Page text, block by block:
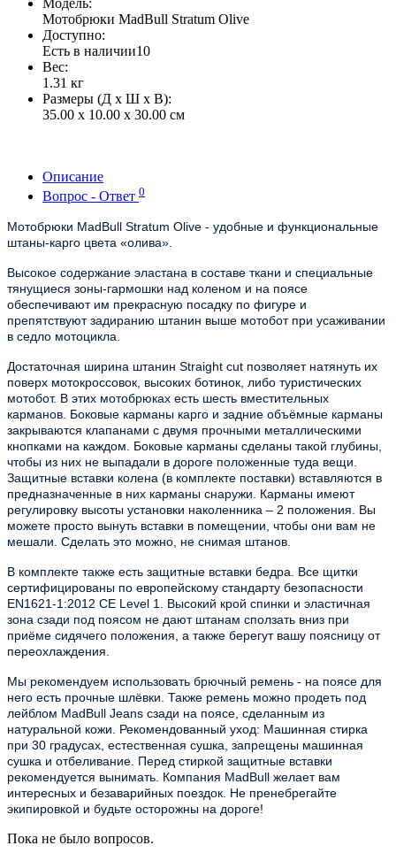
Мотобрюки MadBull Stratum Olive
Доступно:
Есть в наличии10
Вес:
1.31 кг
Размеры (Д x Ш x В):
35.00 x 10.00 x 30.00 см
Описание
Вопрос - Ответ 0
Мотобрюки MadBull Stratum Olive - удобные и функциональные
штаны-карго цвета «олива».
Высокое содержание эластана в составе ткани и специальные
тянущиеся зоны-гармошки над коленом и на поясе
обеспечивают им прекрасную посадку по фигуре и
препятствуют задиранию штанин выше мотобот при усаживании
в седло мотоцикла.
Достаточная ширина штанин Straight cut позволяет натянуть их
поверх мотокроссовок, высоких ботинок, либо туристических
мотобот. В этих мотобрюках есть шесть вместительных
карманов. Боковые карманы карго и задние объёмные карманы
закрываются клапанами с двумя прочными металлическими
кнопками на каждом. Боковые карманы сделаны такой глубины,
чтобы из них не выпадали в дороге положенные туда вещи.
Защитные вставки колена (в комплекте поставки) вставляются в
предназначенные в них карманы снаружи. Карманы имеют
регулировку высоты установки наколенника – 2 положения. Вы
можете просто вынуть вставки в помещении, чтобы они вам не
мешали. Сделать это можно, не снимая штанов.
В комплекте также есть защитные вставки бедра. Все щитки
сертифицированы по европейскому стандарту безопасности
EN1621-1:2012 CE Level 1. Высокий крой спинки и эластичная
зона сзади под поясом не дают штанам сползать вниз при
приёме сидячего положения, а также берегут вашу поясницу от
переохлаждения.
Мы рекомендуем использовать брючный ремень - на поясе для
него есть прочные шлёвки. Также ремень можно продеть под
лейблом MadBull Jeans сзади на поясе, сделанным из
натуральной кожи. Рекомендованный уход: Машинная стирка
при 30 градусах, естественная сушка, запрещены машинная
сушка и отбеливание. Перед стиркой защитные вставки
рекомендуется вынимать. Компания MadBull желает вам
интересных и безаварийных поездок. Не пренебрегайте
экипировкой и будьте осторожны на дороге!
Пока не было вопросов.